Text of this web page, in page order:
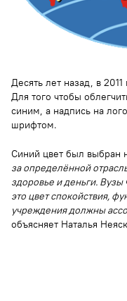
Десять лет назад, в
Для того чтобы
синим, а надпись на
шрифтом.
Синий цвет был выбран
за определённой
здоровье и деньги. Вузы
это цвет спокойствия,
учреждения должны
объясняет Наталья